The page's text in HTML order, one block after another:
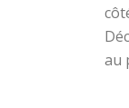
au